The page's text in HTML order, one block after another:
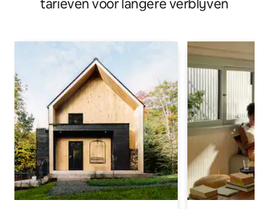
tarieven voor langere verblijven